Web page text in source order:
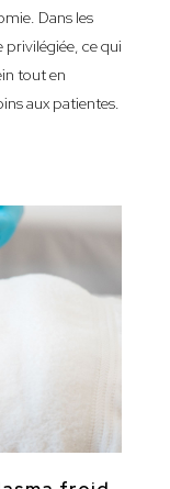
Dans les
privilégiée, ce qui
tout en
aux patientes.